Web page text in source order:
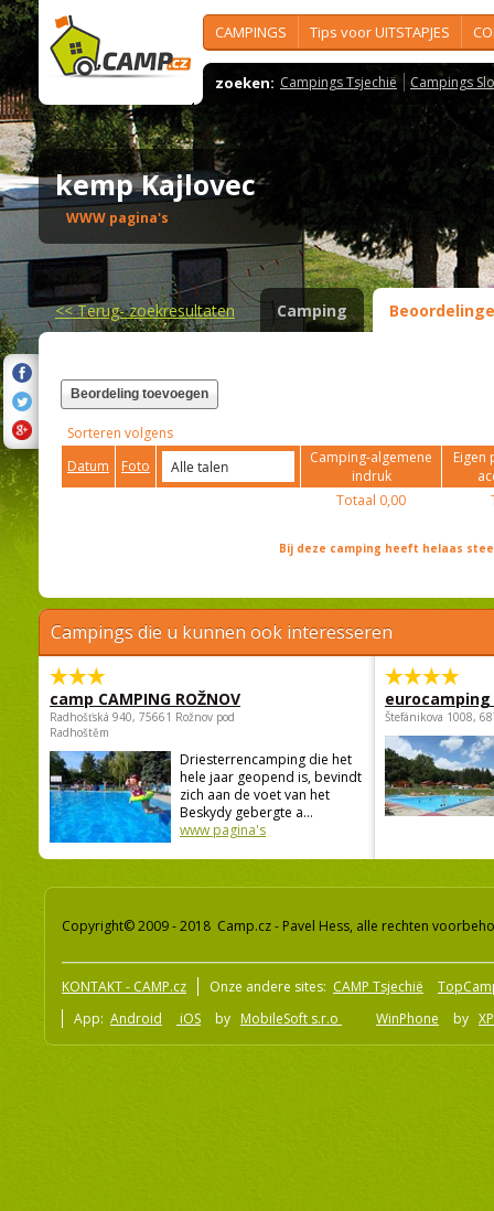
CAMPINGS Tips voor UITSTAPJES
zoeken: Campings Tsjechië Campings
kemp Kajlovec
WWW pagina's
<<Terug- zoekresultaten Camping
Beordeling toevoegen
Sorteren volgens
Datum
Foto
Camping-algemene
indruk
Eigen
Totaal 0,00
Bij deze camping heeft helaas
Campings die u kunnen ook interesseren
camp CAMPING ROŽNOV
Radhošťská 940, 75661 Rožnov pod
Radhoštěm
Driesterrencamping die het
hele jaar geopend is, bevindt
zich aan de voet van het
Beskydy gebergte a...
www pagina's
Štefánikova 1008,
Copyright© 2009 - 2018 Camp.cz - Pavel Hess, alle rechten
KONTAKT - CAMP.cz Onze andere sites: CAMP Tsjechië
App: Android iOS by MobileSoft s.r.o WinPhone by